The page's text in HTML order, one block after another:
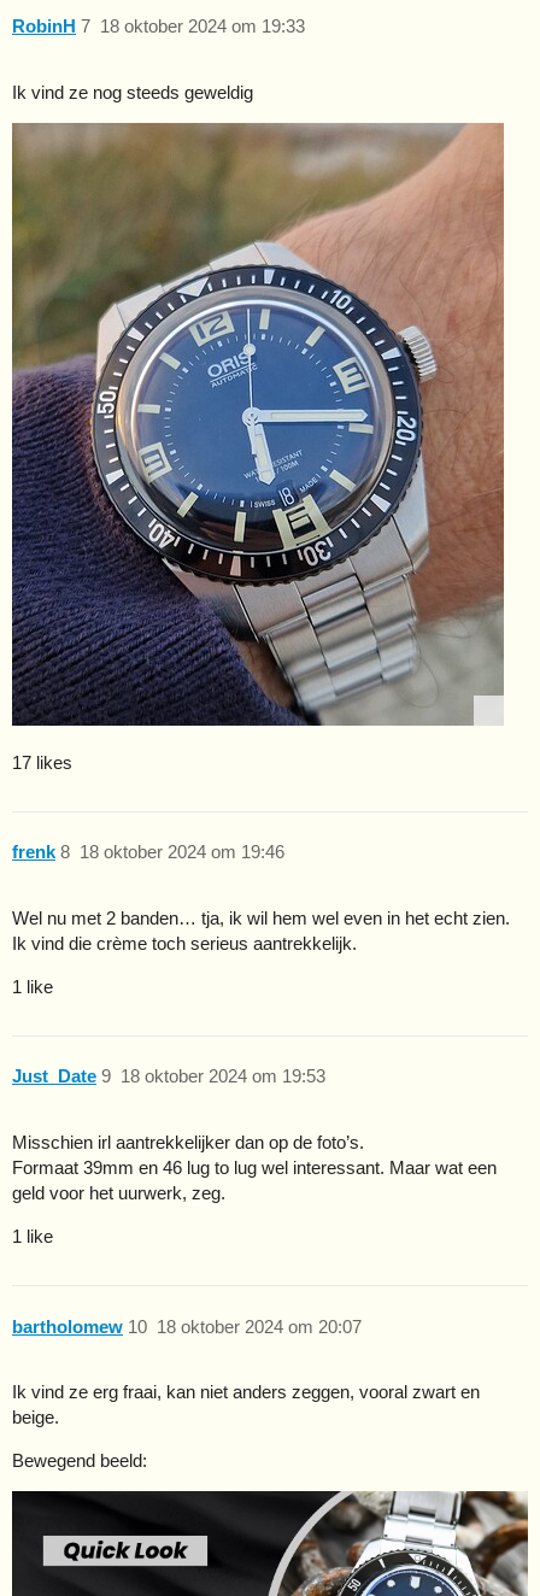
RobinH 18 oktober 2024 om 19:33
7
Ik vind ze nog steeds geweldig
17 likes
frenk 18 oktober 2024 om 19:46
8
Wel nu met 2 banden… tja, ik wil hem wel even in het echt zien.
Ik vind die crème toch serieus aantrekkelijk.
1 like
Just_Date 18 oktober 2024 om 19:53
9
Misschien irl aantrekkelijker dan op de foto’s.
Formaat 39mm en 46 lug to lug wel interessant. Maar wat een
geld voor het uurwerk, zeg.
1 like
bartholomew 18 oktober 2024 om 20:07
10
Ik vind ze erg fraai, kan niet anders zeggen, vooral zwart en
beige.
Bewegend beeld: